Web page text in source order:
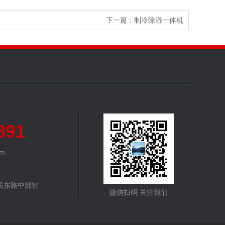
下一篇：制冷除湿一体机
东路中部智
微信扫码 关注我们